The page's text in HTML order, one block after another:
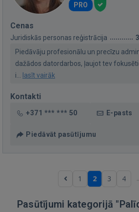
PRO
Cenas
Juridiskās personas reģistrācija
Piedāvāju profesionālu un precīzu
dažādos datordarbos, ļaujot tev
i... lasīt vairāk
Kontakti
+371 *** *** 50 E-pasts
Piedāvāt pasūtījumu
1 2 3 4
Pasūtījumi kategorijā